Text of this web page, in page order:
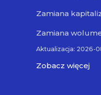
Zamiana
Zamiana
Aktualizacja: 2026-
Zobacz więcej